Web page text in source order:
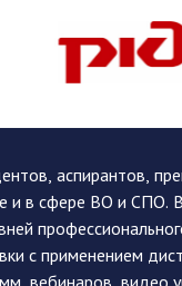
аспирантов,
и в сфере ВО и СПО.
с применением
вебинаров, видео